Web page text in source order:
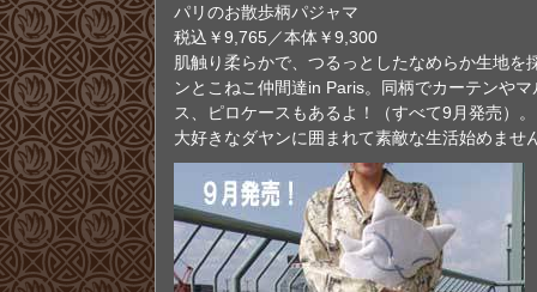
パリのお散歩柄パジャマ
税込￥9,765／本体￥9,300
肌触り柔らかで、つるっとしたなめらか生地を
ンとこねこ仲間達in Paris。同柄でカーテンや
ス、ピロケースもあるよ！（すべて9月発売）。
大好きなダヤンに囲まれて素敵な生活始めませ